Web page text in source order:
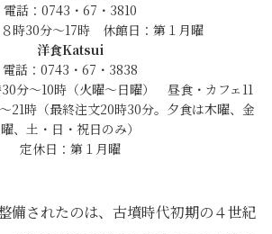
電話：0743・67・3810
時30分～17時 休館日：第１月曜
洋食Katsui
電話：0743・67・3838
分～10時（火曜～日曜） 昼食・カフェ11
21時（最終注文20時30分。夕食は木曜、金
曜、土・日・祝日のみ）
定休日：第１月曜
備されたのは、古墳時代初期の４世紀